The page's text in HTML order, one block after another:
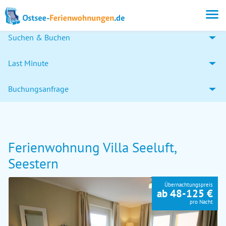
Suchen & Buchen
Last Minute
Buchungsanfrage
Ferienwohnung Villa Seeluft,
Seestern
Übernachtungspreis
ab 48-125 €
pro Nacht